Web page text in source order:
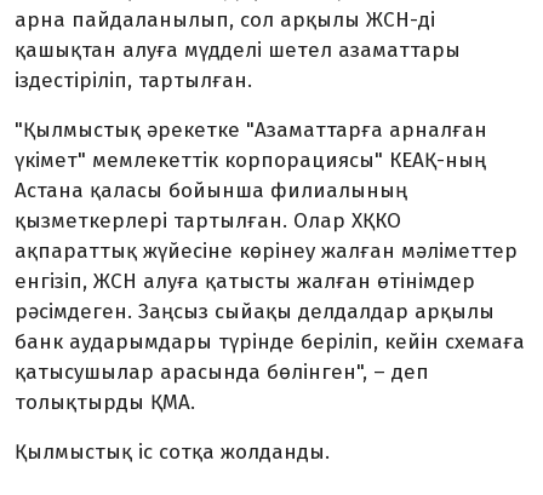
арна пайдаланылып, сол арқылы ЖСН-ді
қашықтан алуға мүдделі шетел азаматтары
іздестіріліп, тартылған.
"Қылмыстық әрекетке "Азаматтарға арналған
үкімет" мемлекеттік корпорациясы" КЕАҚ-ның
Астана қаласы бойынша филиалының
қызметкерлері тартылған. Олар ХҚКО
ақпараттық жүйесіне көрінеу жалған мәліметтер
енгізіп, ЖСН алуға қатысты жалған өтінімдер
рәсімдеген. Заңсыз сыйақы делдалдар арқылы
банк аударымдары түрінде беріліп, кейін схемаға
қатысушылар арасында бөлінген", – деп
толықтырды ҚМА.
Қылмыстық іс сотқа жолданды.